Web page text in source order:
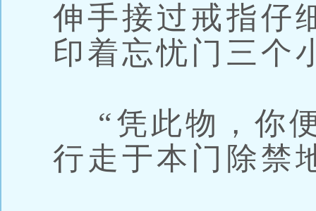
伸手接过戒指仔
印着忘忧门三个
“凭此物，你
行走于本门除禁